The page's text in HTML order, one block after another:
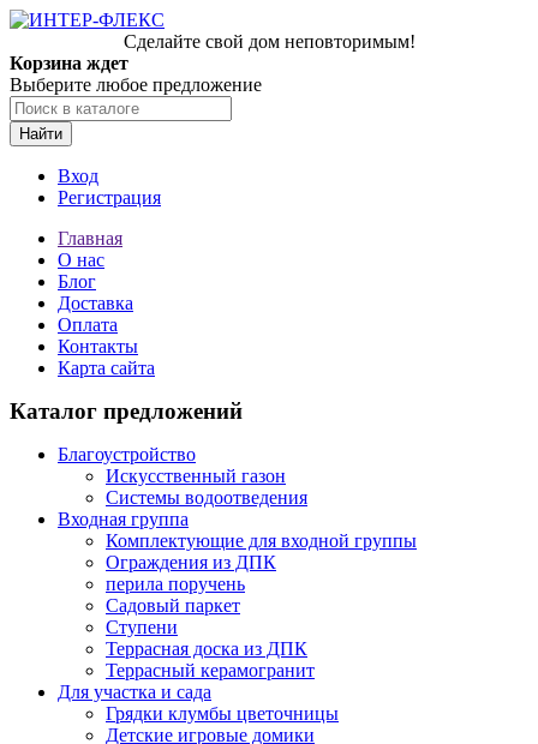
Сделайте свой дом неповторимым!
Корзина ждет
Выберите любое предложение
Найти
Вход
Регистрация
Главная
О нас
Блог
Доставка
Оплата
Контакты
Карта сайта
Каталог предложений
Благоустройство
Искусственный газон
Системы водоотведения
Входная группа
Комплектующие для входной группы
Ограждения из ДПК
перила поручень
Садовый паркет
Ступени
Террасная доска из ДПК
Террасный керамогранит
Для участка и сада
Грядки клумбы цветочницы
Детские игровые домики